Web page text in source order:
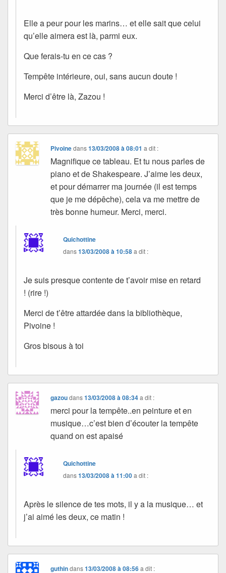
Elle a peur pour les marins… et elle sait que celui
qu’elle aimera est là, parmi eux.
Que ferais-tu en ce cas ?
Tempête intérieure, oui, sans aucun doute !
Merci d’être là, Zazou !
Pivoinedans13/03/2008 à 08:01 a dit :
Magnifique ce tableau. Et tu nous parles de
piano et de Shakespeare. J’aime les deux,
et pour démarrer ma journée (il est temps
que je me dépêche), cela va me mettre de
très bonne humeur. Merci, merci.
Quichottine
dans13/03/2008 à 10:58a dit :
Je suis presque contente de t’avoir mise en retard
! (rire !)
Merci de t’être attardée dans la bibliothèque,
Pivoine !
Gros bisous à toi
gazoudans13/03/2008 à 08:34 a dit :
merci pour la tempête..en peinture et en
musique…c’est bien d’écouter la tempête
quand on est apaisé
Quichottine
dans13/03/2008 à 11:00a dit :
Après le silence de tes mots, il y a la musique… et
j’ai aimé les deux, ce matin !
guthindans13/03/2008 à 08:56 a dit :